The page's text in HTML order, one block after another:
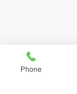
Phone